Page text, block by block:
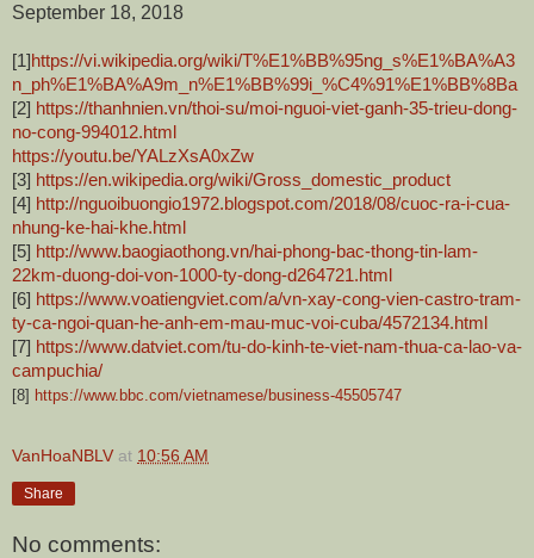
September 18, 2018
[1] https://vi.wikipedia.org/wiki/T%E1%BB%95ng_s%E1%BA%A3
n_ph%E1%BA%A9m_n%E1%BB%99i_%C4%91%E1%BB%8Ba
[2] https://thanhnien.vn/thoi-su/moi-nguoi-viet-ganh-35-trieu-dong-
no-cong-994012.html
https://youtu.be/YALzXsA0xZw
[3] https://en.wikipedia.org/wiki/Gross_domestic_product
[4] http://nguoibuongio1972.blogspot.com/2018/08/cuoc-ra-i-cua-
nhung-ke-hai-khe.html
[5] http://www.baogiaothong.vn/hai-phong-bac-thong-tin-lam-
22km-duong-doi-von-1000-ty-dong-d264721.html
[6] https://www.voatiengviet.com/a/vn-xay-cong-vien-castro-tram-
ty-ca-ngoi-quan-he-anh-em-mau-muc-voi-cuba/4572134.html
[7] https://www.datviet.com/tu-do-kinh-te-viet-nam-thua-ca-lao-va-
campuchia/
[8] https://www.bbc.com/vietnamese/business-45505747
VanHoaNBLV at 10:56 AM
Share
No comments: